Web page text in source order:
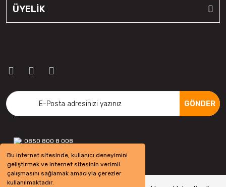
Bu internet sitesinde, kullanıcı deneyimini
geliştirmek ve internet sitesinin verimli
çalışmasını sağlamak amacıyla çerezler
kullanılmaktadır.
ÜYELİK
GÖNDER
0850 800 8 008